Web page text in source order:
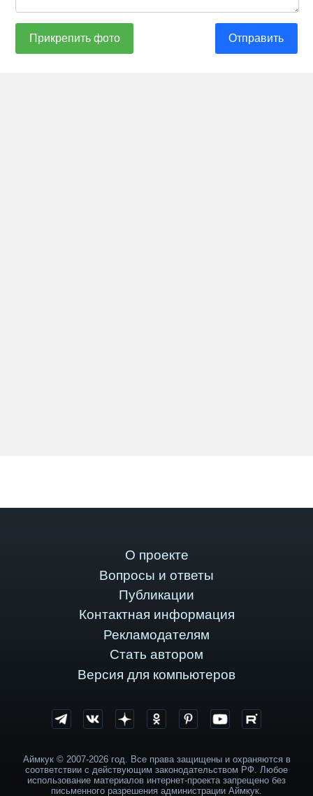
Прикрепить фото Отправить
О проекте
Вопросы и ответы
Публикации
Контактная информация
Рекламодателям
Стать автором
Версия для компьютеров
Аймкук © 2007-2026 год. Все права защищены и охраняются в
соответствии с действующим законодательством РФ. Любое
использование материалов интернет-проекта запрещено без
письменного разрешения администрации Аймкук.